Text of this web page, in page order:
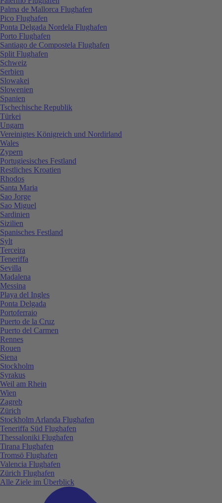
Palma de Mallorca Flughafen
Pico Flughafen
Ponta Delgada Nordela Flughafen
Porto Flughafen
Santiago de Compostela Flughafen
Split Flughafen
Schweiz
Serbien
Slowakei
Slowenien
Spanien
Tschechische Republik
Türkei
Ungarn
Vereinigtes Königreich und Nordirland
Wales
Zypern
Portugiesisches Festland
Restliches Kroatien
Rhodos
Santa Maria
Sao Jorge
Sao Miguel
Sardinien
Sizilien
Spanisches Festland
Sylt
Terceira
Teneriffa
Sevilla
Madalena
Messina
Playa del Ingles
Ponta Delgada
Portoferraio
Puerto de la Cruz
Puerto del Carmen
Rennes
Rouen
Siena
Stockholm
Syrakus
Weil am Rhein
Wien
Zagreb
Zürich
Stockholm Arlanda Flughafen
Teneriffa Süd Flughafen
Thessaloniki Flughafen
Tirana Flughafen
Tromsö Flughafen
Valencia Flughafen
Zürich Flughafen
Alle Ziele im Überblick